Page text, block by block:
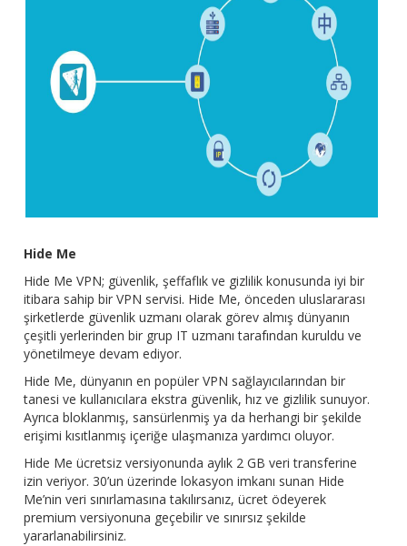
Hide Me
Hide Me VPN; güvenlik, şeffaflık ve gizlilik konusunda iyi bir
itibara sahip bir VPN servisi. Hide Me, önceden uluslararası
şirketlerde güvenlik uzmanı olarak görev almış dünyanın
çeşitli yerlerinden bir grup IT uzmanı tarafından kuruldu ve
yönetilmeye devam ediyor.
Hide Me, dünyanın en popüler VPN sağlayıcılarından bir
tanesi ve kullanıcılara ekstra güvenlik, hız ve gizlilik sunuyor.
Ayrıca bloklanmış, sansürlenmiş ya da herhangi bir şekilde
erişimi kısıtlanmış içeriğe ulaşmanıza yardımcı oluyor.
Hide Me ücretsiz versiyonunda aylık 2 GB veri transferine
izin veriyor. 30’un üzerinde lokasyon imkanı sunan Hide
Me’nin veri sınırlamasına takılırsanız, ücret ödeyerek
premium versiyonuna geçebilir ve sınırsız şekilde
yararlanabilirsiniz.